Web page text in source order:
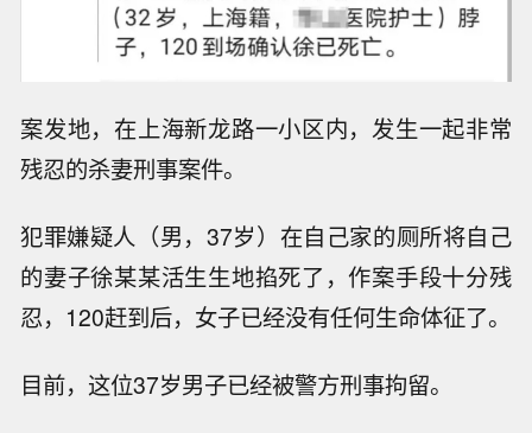
案发地，在上海新龙路一小区内，发生一起非常
残忍的杀妻刑事案件。
犯罪嫌疑人（男，37岁）在自己家的厕所将自己
的妻子徐某某活生生地掐死了，作案手段十分残
忍，120赶到后，女子已经没有任何生命体征了。
目前，这位37岁男子已经被警方刑事拘留。